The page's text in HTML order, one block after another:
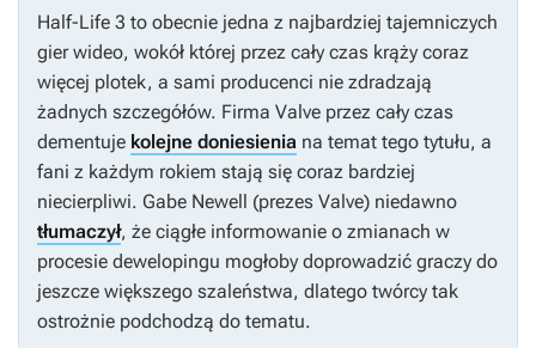
Half-Life 3 to obecnie jedna z najbardziej tajemniczych
gier wideo, wokół której przez cały czas krąży coraz
więcej plotek, a sami producenci nie zdradzają
żadnych szczegółów. Firma Valve przez cały czas
dementuje kolejne doniesienia na temat tego tytułu, a
fani z każdym rokiem stają się coraz bardziej
niecierpliwi. Gabe Newell (prezes Valve) niedawno
tłumaczył, że ciągłe informowanie o zmianach w
procesie dewelopingu mogłoby doprowadzić graczy do
jeszcze większego szaleństwa, dlatego twórcy tak
ostrożnie podchodzą do tematu.